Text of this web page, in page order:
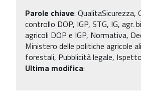
Parole chiave: QualitaSicurezza,
controllo DOP, IGP, STG, IG, agr.
agricoli DOP e IGP, Normativa,
Ministero delle politiche agricole
forestali, Pubblicità legale,
Ultima modifica: